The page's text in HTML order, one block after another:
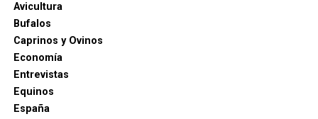
Avicultura
Bufalos
Caprinos y Ovinos
Economía
Entrevistas
Equinos
España